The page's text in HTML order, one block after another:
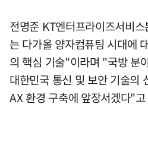
전명준 KT엔터프라이즈서비
는 다가올 양자컴퓨팅 시대에
의 핵심 기술"이라며 "국방 분
대한민국 통신 및 보안 기술의
AX 환경 구축에 앞장서겠다"